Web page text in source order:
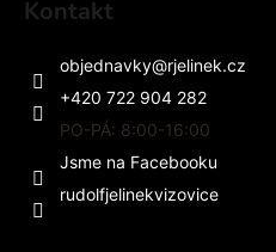
Kontakt
objednavky@rjelinek.cz
+420 722 904 282
PO-PÁ: 8:00-16:00
Jsme na Facebooku
rudolfjelinekvizovice